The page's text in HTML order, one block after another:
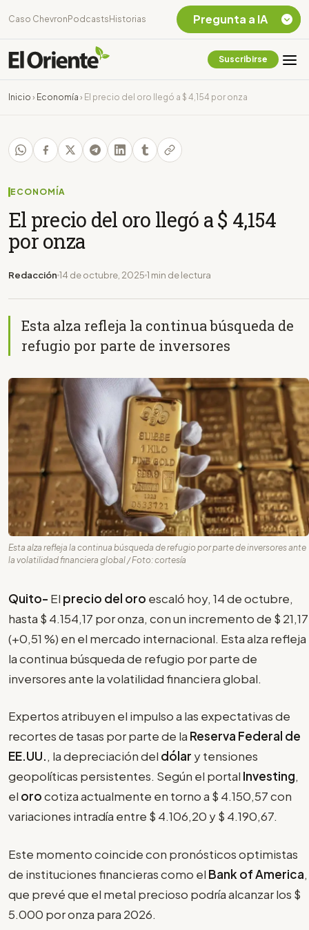
Caso Chevron Podcasts Historias
Suscribirse
Inicio › Economía › El precio del oro llegó a $ 4,154 por onza
ECONOMÍA
El precio del oro llegó a $ 4,154
por onza
Redacción 14 de octubre, 2025 1 min de lectura
Esta alza refleja la continua búsqueda de
refugio por parte de inversores
Esta alza refleja la continua búsqueda de refugio por parte de inversores ante
la volatilidad financiera global / Foto: cortesía
Quito- El precio del oro escaló hoy, 14 de octubre,
hasta $ 4.154,17 por onza, con un incremento de $ 21,17
(+0,51 %) en el mercado internacional. Esta alza refleja
la continua búsqueda de refugio por parte de
inversores ante la volatilidad financiera global.
Expertos atribuyen el impulso a las expectativas de
recortes de tasas por parte de la Reserva Federal de
EE.UU., la depreciación del dólar y tensiones
geopolíticas persistentes. Según el portal Investing,
el orocotiza actualmente en torno a $ 4.150,57 con
variaciones intradía entre $ 4.106,20 y $ 4.190,67.
Este momento coincide con pronósticos optimistas
de instituciones financieras como el Bank of America,
que prevé que el metal precioso podría alcanzar los $
5.000 por onza para 2026.
Pregunta a IA
Chevron Ecuador